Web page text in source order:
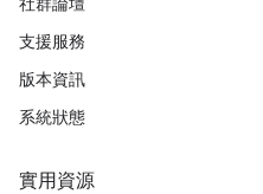
支援服務
版本資訊
系統狀態
實用資源